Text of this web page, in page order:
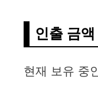
인출 금
현재 보유 중